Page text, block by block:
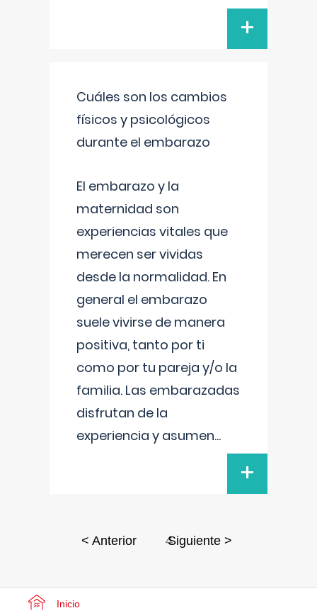
+
Cuáles son los cambios
físicos y psicológicos
durante el embarazo
El embarazo y la
maternidad son
experiencias vitales que
merecen ser vividas
desde la normalidad. En
general el embarazo
suele vivirse de manera
positiva, tanto por ti
como por tu pareja y/o la
familia. Las embarazadas
disfrutan de la
experiencia y asumen...
+
< Anterior 4
Siguiente >
Inicio